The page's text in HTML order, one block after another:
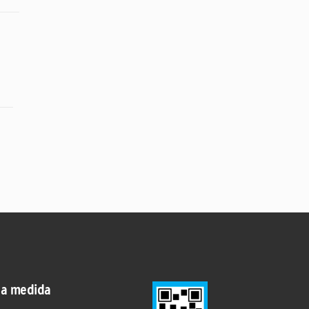
medida